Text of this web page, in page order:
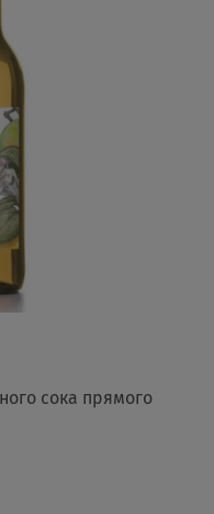
сока прямого